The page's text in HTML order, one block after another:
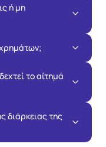
ή μη
χρημάτων;
το αίτημά
διάρκειας της